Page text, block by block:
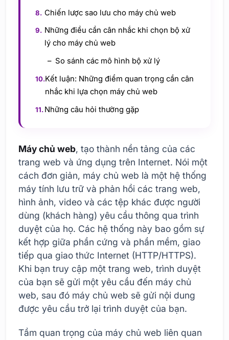
Chiến lược sao lưu cho máy chủ web
Những điều cần cân nhắc khi chọn bộ xử
lý cho máy chủ web
So sánh các mô hình bộ xử lý
Kết luận: Những điểm quan trọng cần cân
nhắc khi lựa chọn máy chủ web
Những câu hỏi thường gặp
Máy chủ web, tạo thành nền tảng của các
trang web và ứng dụng trên Internet. Nói một
cách đơn giản, máy chủ web là một hệ thống
máy tính lưu trữ và phản hồi các trang web,
hình ảnh, video và các tệp khác được người
dùng (khách hàng) yêu cầu thông qua trình
duyệt của họ. Các hệ thống này bao gồm sự
kết hợp giữa phần cứng và phần mềm, giao
tiếp qua giao thức Internet (HTTP/HTTPS).
Khi bạn truy cập một trang web, trình duyệt
của bạn sẽ gửi một yêu cầu đến máy chủ
web, sau đó máy chủ web sẽ gửi nội dung
được yêu cầu trở lại trình duyệt của bạn.
Tầm quan trọng của máy chủ web liên quan